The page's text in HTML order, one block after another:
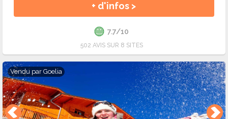
+ d'infos >
7.7/10
502 AVIS SUR 8 SITES
Vendu par Goelia